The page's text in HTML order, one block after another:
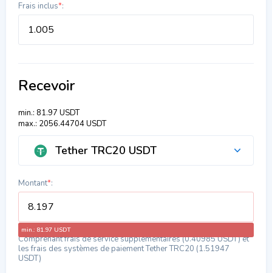
Frais inclus*:
Recevoir
min.: 81.97 USDT
max.: 2056.44704 USDT
Tether TRC20 USDT
Montant*:
min.: 81.97 USDT
Comprenant frais de service supplémentaires (0.40985 USDT) et
les frais des systèmes de paiement Tether TRC20 (1.51947
USDT)